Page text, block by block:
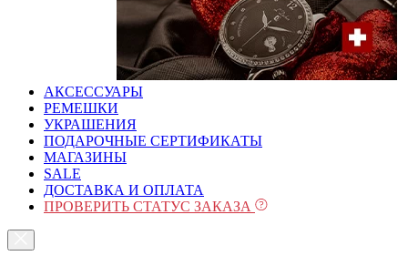
АКСЕССУАРЫ
РЕМЕШКИ
УКРАШЕНИЯ
ПОДАРОЧНЫЕ СЕРТИФИКАТЫ
МАГАЗИНЫ
SALE
ДОСТАВКА И ОПЛАТА
ПРОВЕРИТЬ СТАТУС ЗАКАЗА